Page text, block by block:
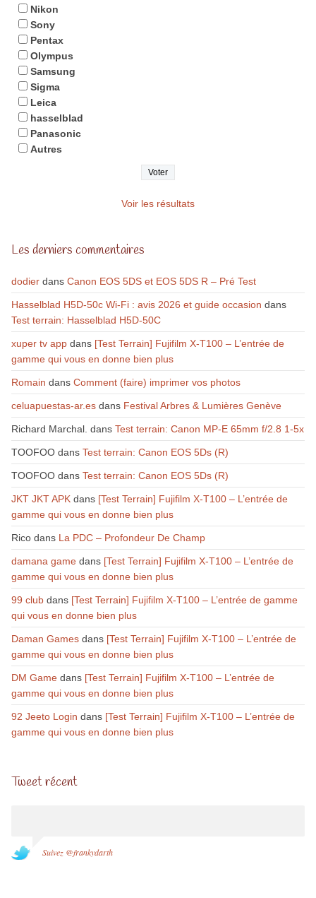
Nikon
Sony
Pentax
Olympus
Samsung
Sigma
Leica
hasselblad
Panasonic
Autres
Voir les résultats
Les derniers commentaires
dodierdans Canon EOS 5DS et EOS 5DS R – Pré Test
Hasselblad H5D-50c Wi-Fi : avis 2026 et guide occasion dans
Test terrain: Hasselblad H5D-50C
xuper tv appdans [Test Terrain] Fujifilm X-T100 – L’entrée de
gamme qui vous en donne bien plus
Romain dans Comment (faire) imprimer vos photos
celuapuestas-ar.esdans Festival Arbres & Lumières Genève
Richard Marchal. dans Test terrain: Canon MP-E 65mm f/2.8 1-5x
TOOFOOdans Test terrain: Canon EOS 5Ds (R)
TOOFOOdans Test terrain: Canon EOS 5Ds (R)
JKT JKT APKdans [Test Terrain] Fujifilm X-T100 – L’entrée de
gamme qui vous en donne bien plus
Ricodans La PDC – Profondeur De Champ
damana gamedans [Test Terrain] Fujifilm X-T100 – L’entrée de
gamme qui vous en donne bien plus
99 clubdans [Test Terrain] Fujifilm X-T100 – L’entrée de gamme
qui vous en donne bien plus
Daman Gamesdans [Test Terrain] Fujifilm X-T100 – L’entrée de
gamme qui vous en donne bien plus
DM Gamedans [Test Terrain] Fujifilm X-T100 – L’entrée de
gamme qui vous en donne bien plus
92 Jeeto Login dans [Test Terrain] Fujifilm X-T100 – L’entrée de
gamme qui vous en donne bien plus
Tweet récent
Suivez @frankydarth